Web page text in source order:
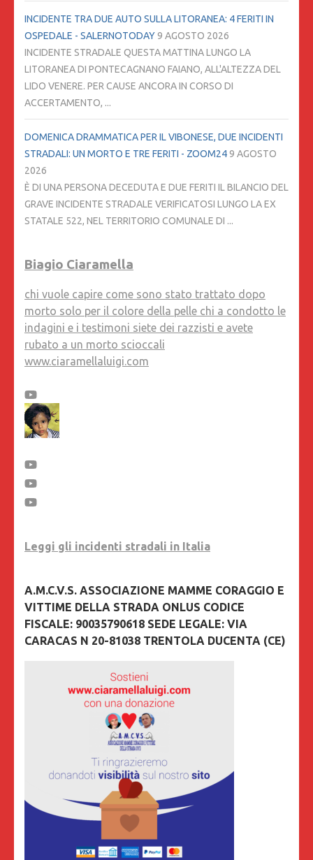
INCIDENTE TRA DUE AUTO SULLA LITORANEA: 4 FERITI IN
OSPEDALE - SALERNOTODAY9 AGOSTO 2026
INCIDENTE STRADALE QUESTA MATTINA LUNGO LA
LITORANEA DI PONTECAGNANO FAIANO, ALL'ALTEZZA DEL
LIDO VENERE. PER CAUSE ANCORA IN CORSO DI
ACCERTAMENTO, ...
DOMENICA DRAMMATICA PER IL VIBONESE, DUE INCIDENTI
STRADALI: UN MORTO E TRE FERITI - ZOOM249 AGOSTO
2026
È DI UNA PERSONA DECEDUTA E DUE FERITI IL BILANCIO DEL
GRAVE INCIDENTE STRADALE VERIFICATOSI LUNGO LA EX
STATALE 522, NEL TERRITORIO COMUNALE DI ...
Biagio Ciaramella
chi vuole capire come sono stato trattato dopo
morto solo per il colore della pelle chi a condotto le
indagini e i testimoni siete dei razzisti e avete
rubato a un morto scioccali
www.ciaramellaluigi.com
Leggi gli incidenti stradali in Italia
A.M.C.V.S. ASSOCIAZIONE MAMME CORAGGIO E
VITTIME DELLA STRADA ONLUS CODICE
FISCALE: 90035790618 SEDE LEGALE: VIA
CARACAS N 20-81038 TRENTOLA DUCENTA (CE)